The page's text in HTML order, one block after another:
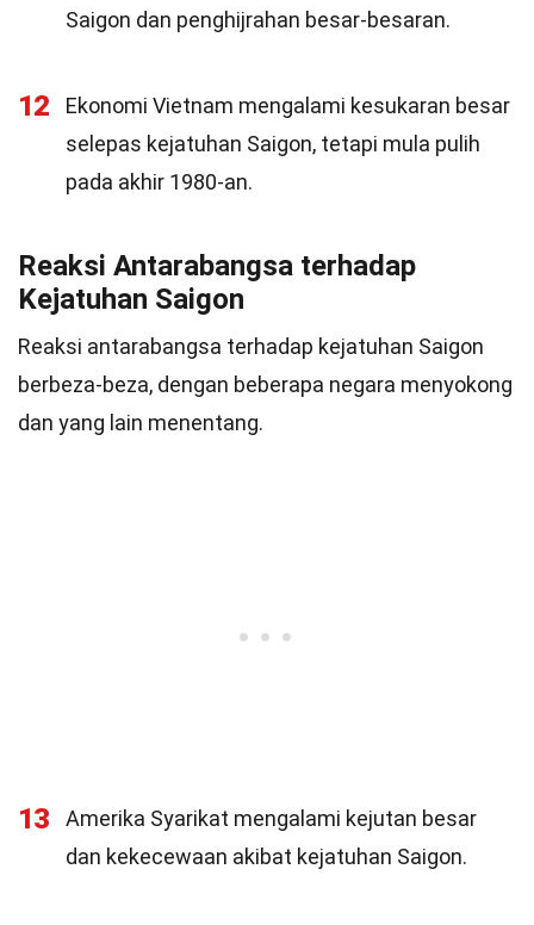
Saigon dan penghijrahan besar-besaran.
12
Ekonomi Vietnam mengalami kesukaran besar
selepas kejatuhan Saigon, tetapi mula pulih
pada akhir 1980-an.
Reaksi Antarabangsa terhadap
Kejatuhan Saigon
Reaksi antarabangsa terhadap kejatuhan Saigon
berbeza-beza, dengan beberapa negara menyokong
dan yang lain menentang.
13
Amerika Syarikat mengalami kejutan besar
dan kekecewaan akibat kejatuhan Saigon.